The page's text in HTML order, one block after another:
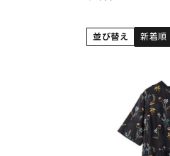
並び替え 新着順